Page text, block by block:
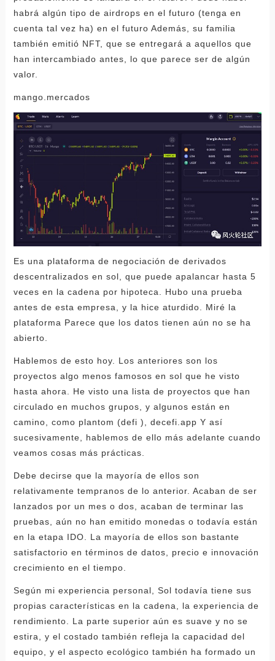
habrá algún tipo de airdrops en el futuro (tenga en
cuenta tal vez ha) en el futuro Además, su familia
también emitió NFT, que se entregará a aquellos que
han intercambiado antes, lo que parece ser de algún
valor.
mango.mercados
Es una plataforma de negociación de derivados
descentralizados en sol, que puede apalancar hasta 5
veces en la cadena por hipoteca. Hubo una prueba
antes de esta empresa, y la hice aturdido. Miré la
plataforma Parece que los datos tienen aún no se ha
abierto.
Hablemos de esto hoy. Los anteriores son los
proyectos algo menos famosos en sol que he visto
hasta ahora. He visto una lista de proyectos que han
circulado en muchos grupos, y algunos están en
camino, como plantom (defi ), decefi.app Y así
sucesivamente, hablemos de ello más adelante cuando
veamos cosas más prácticas.
Debe decirse que la mayoría de ellos son
relativamente tempranos de lo anterior. Acaban de ser
lanzados por un mes o dos, acaban de terminar las
pruebas, aún no han emitido monedas o todavía están
en la etapa IDO. La mayoría de ellos son bastante
satisfactorio en términos de datos, precio e innovación
crecimiento en el tiempo.
Según mi experiencia personal, Sol todavía tiene sus
propias características en la cadena, la experiencia de
rendimiento. La parte superior aún es suave y no se
estira, y el costado también refleja la capacidad del
equipo, y el aspecto ecológico también ha formado un